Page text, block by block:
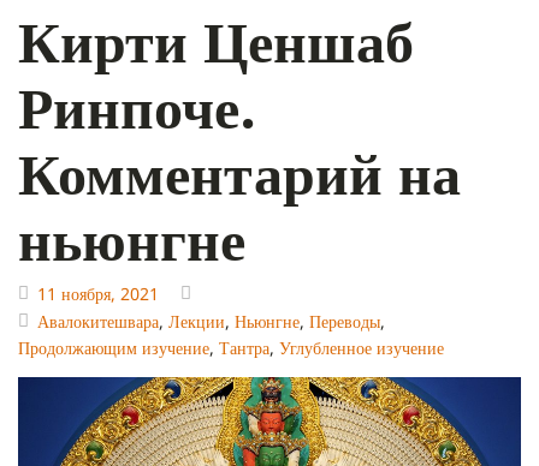
Кирти Ценшаб
Ринпоче.
Комментарий на
ньюнгне
11 ноября, 2021
Авалокитешвара, Лекции, Ньюнгне, Переводы,
Продолжающим изучение, Тантра, Углубленное изучение